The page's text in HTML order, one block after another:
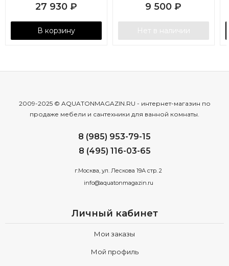
27 930 ₽
В корзину
9 500 ₽
Нет в наличии
2009-2025 © AQUATONMAGAZIN.RU - интернет-магазин по
продаже мебели и сантехники для ванной комнаты.
8 (985) 953-79-15
8 (495) 116-03-65
г.Москва, ул. Лескова 19А стр. 2
info@aquatonmagazin.ru
Личный кабинет
Мои заказы
Мой профиль